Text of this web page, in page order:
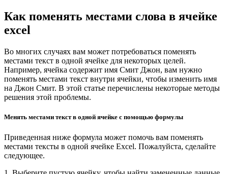
Как поменять местами слова в ячейке
excel
Во многих случаях вам может потребоваться поменять
местами текст в одной ячейке для некоторых целей.
Например, ячейка содержит имя Смит Джон, вам нужно
поменять местами текст внутри ячейки, чтобы изменить имя
на Джон Смит. В этой статье перечислены некоторые методы
решения этой проблемы.
Менять местами текст в одной ячейке с помощью формулы
Приведенная ниже формула может помочь вам поменять
местами тексты в одной ячейке Excel. Пожалуйста, сделайте
следующее.